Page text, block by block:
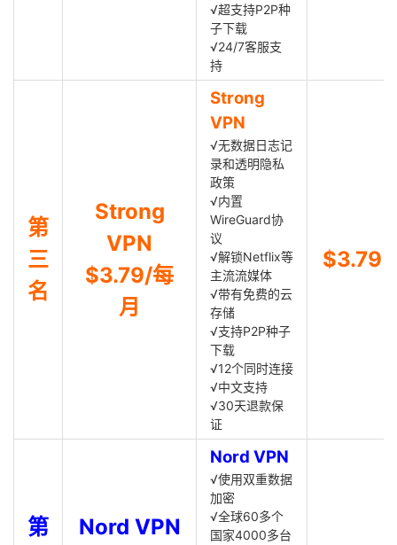
√超支持P2P种
子下载
√24/7客服支
持
第
三
名
Strong
VPN
$3.79/每
月
Strong
VPN
√无数据日志记
录和透明隐私
政策
√内置
WireGuard协
议
√解锁Netflix等
主流流媒体
√带有免费的云
存储
√支持P2P种子
下载
√12个同时连接
√中文支持
√30天退款保
证
$3.79
第
Nord VPN
Nord VPN
√使用双重数据
加密
√全球60多个
国家4000多台